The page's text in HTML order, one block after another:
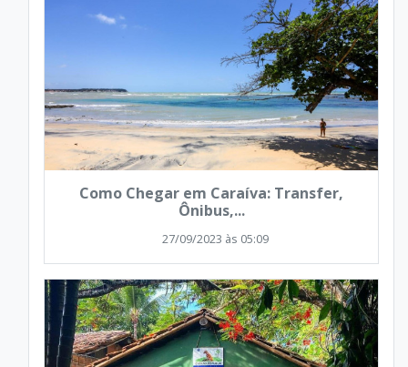
Como Chegar em Caraíva: Transfer,
Ônibus,...
27/09/2023 às 05:09